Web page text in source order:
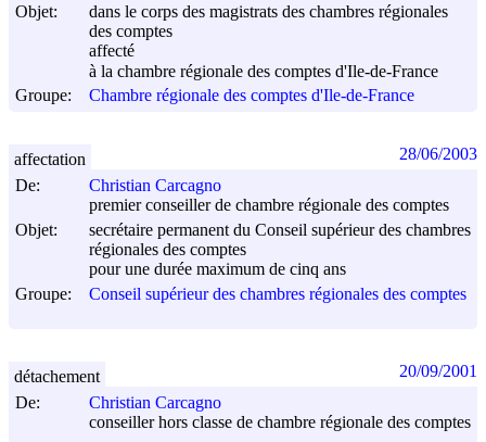
Objet:
dans le corps des magistrats des chambres régionales
des comptes
affecté
à la chambre régionale des comptes d'Ile-de-France
Groupe:
Chambre régionale des comptes d'Ile-de-France
De:
Christian Carcagno
premier conseiller de chambre régionale des comptes
Objet:
secrétaire permanent du Conseil supérieur des chambres
régionales des comptes
pour une durée maximum de cinq ans
Groupe:
Conseil supérieur des chambres régionales des comptes
affectation 28/06/2003
De:
Christian Carcagno
conseiller hors classe de chambre régionale des comptes
détachement 20/09/2001